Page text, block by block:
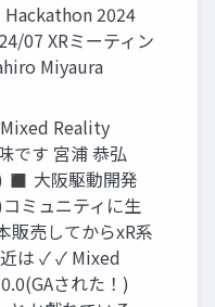
2024
07 XRミーティン
Miyaura
Reality
です 宮浦 恭弘
◼ 大阪駆動開発
ミュニティに生
売してからxR系
は ✓ ✓ Mixed
された！)